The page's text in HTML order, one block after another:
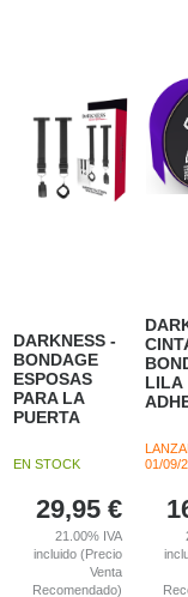
DARKNESS -
BONDAGE
ESPOSAS
PARA LA
PUERTA
EN STOCK
29,95 €
21.00% IVA
incluido (Precio
Venta
Recomendado)
LILA
01/09/